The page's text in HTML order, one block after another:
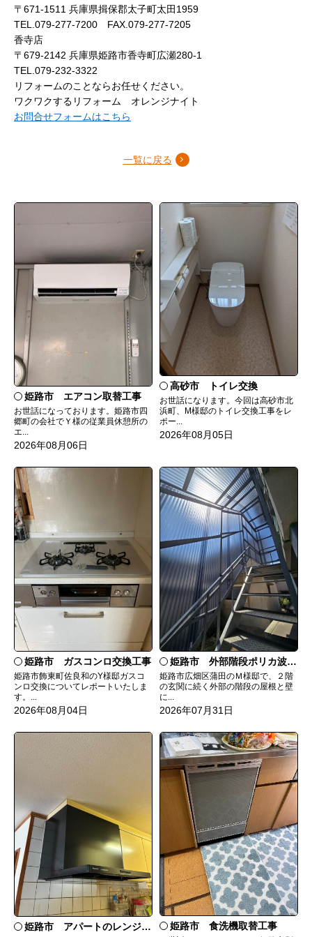
〒671-1511 兵庫県揖保郡太子町太田1959
TEL.079-277-7200 FAX.079-277-7205
香寺店
〒679-2142 兵庫県姫路市香寺町広瀬280-1
TEL.079-232-3322
リフォームのことならお任せください。
ワクワクするリフォーム オレンジナイト
お問合せフォームはこちら
一覧に戻る
姫路市 エアコン取替工事
お世話になっております。姫路市四
郷町の会社でＹ様の従業員休憩所の
エ...
2026年08月06日
高砂市 トイレ交換
お世話になります。今回は高砂市北
浜町、M様邸のトイレ交換工事をレ
ポー...
2026年08月05日
姫路市 ガスコンロ交換工事
姫路市飾東町佐良和のY様邸ガスコ
ンロ交換についてレポートいたしま
す。...
2026年08月04日
姫路市 外部階段ポリカ波板張替工事
姫路市広畑区蒲田のＭ様邸で、２階
の玄関に続く外部の階段の屋根と壁
に...
2026年07月31日
姫路市 アパートのレンジフード交換 姫路市 食洗機取替工事